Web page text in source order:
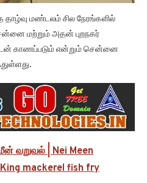
தாழ்வு மண்டலம் சில நேரங்களில்
மற்றும் அதன் புறநகர்
காணப்படும் என்றும் சென்னை
வறுவல் | Nei Meen
mackerel fish fry